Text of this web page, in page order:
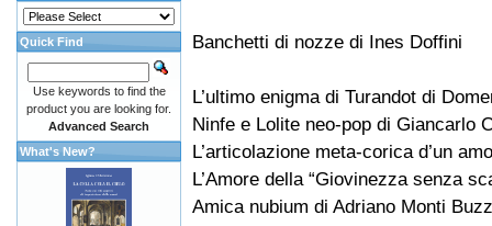
Banchetti di nozze di Ines Doffini
L’ultimo enigma di Turandot di
Ninfe e Lolite neo-pop di Giancarlo
L’articolazione meta-corica d’un
L’Amore della “Giovinezza senza
Amica nubium di Adriano Monti
Quick Find
Use keywords to find the
product you are looking for.
Advanced Search
What's New?